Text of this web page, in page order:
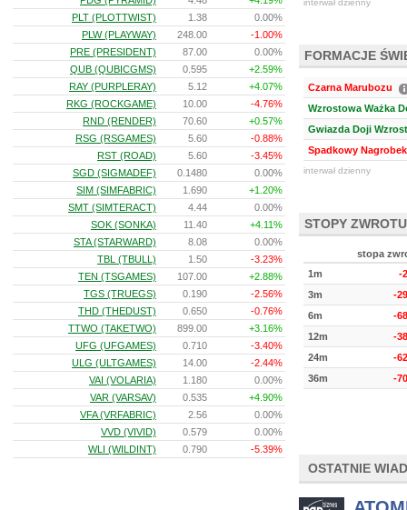
interwał dzienny
FORMACJE
Czarna Marubozu
Wzrostowa Ważka
Gwiazda Doji
Spadkowy
interwał dzienny
STOPY ZWROTU
stopa
1m
-
3m
-
6m
-
12m
-
24m
-
36m
-
OSTATNIE
PLT (PLOTTWIST)
1.38
0.00%
PLW (PLAYWAY)
248.00
-1.00%
PRE (PRESIDENT)
87.00
0.00%
QUB (QUBICGMS)
0.595
+2.59%
RAY (PURPLERAY)
5.12
+4.07%
RKG (ROCKGAME)
10.00
-4.76%
RND (RENDER)
70.60
+0.57%
RSG (RSGAMES)
5.60
-0.88%
RST (ROAD)
5.60
-3.45%
SGD (SIGMADEF)
0.1480
0.00%
SIM (SIMFABRIC)
1.690
+1.20%
SMT (SIMTERACT)
4.44
0.00%
SOK (SONKA)
11.40
+4.11%
STA (STARWARD)
8.08
0.00%
TBL (TBULL)
1.50
-3.23%
TEN (TSGAMES)
107.00
+2.88%
TGS (TRUEGS)
0.190
-2.56%
THD (THEDUST)
0.650
-0.76%
TTWO (TAKETWO)
899.00
+3.16%
UFG (UFGAMES)
0.710
-3.40%
ULG (ULTGAMES)
14.00
-2.44%
VAI (VOLARIA)
1.180
0.00%
VAR (VARSAV)
0.535
+4.90%
VFA (VRFABRIC)
2.56
0.00%
VVD (VIVID)
0.579
0.00%
WLI (WILDINT)
0.790 -5.39%